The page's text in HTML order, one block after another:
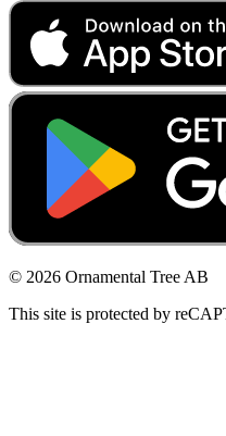
© 2026 Ornamental Tree AB
This site is protected by